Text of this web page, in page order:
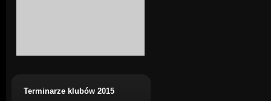
Terminarze klubów 2015